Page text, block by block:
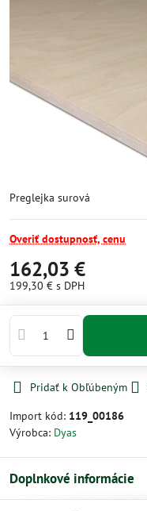
Preglejka surová
Overiť dostupnosť, cenu
162,03 €
199,30 € s DPH
Pridať k Obľúbeným
Import kód: 119_00186
Výrobca: Dyas
Doplnkové informácie